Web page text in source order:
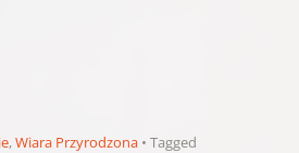
,Wiara Przyrodzona
Tagged